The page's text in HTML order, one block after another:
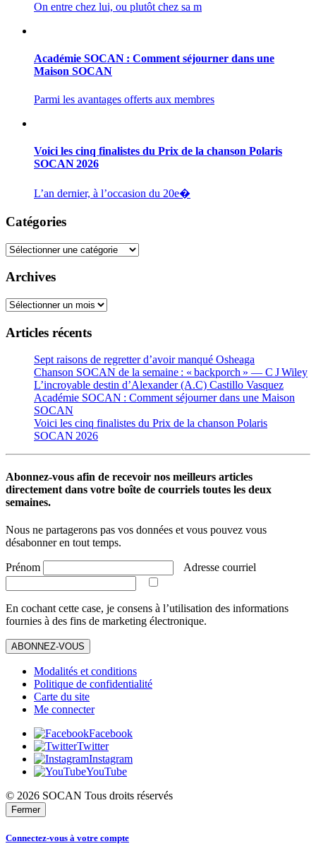
On entre chez lui, ou plutôt chez sa m
Académie SOCAN : Comment séjourner dans une
Maison SOCAN
Parmi les avantages offerts aux membres
Voici les cinq finalistes du Prix de la chanson Polaris
SOCAN 2026
L’an dernier, à l’occasion du 20e�
Catégories
Catégories
Archives
Archives
Articles récents
Sept raisons de regretter d’avoir manqué Osheaga
Chanson SOCAN de la semaine : « backporch » — C J Wiley
L’incroyable destin d’Alexander (A.C) Castillo Vasquez
Académie SOCAN : Comment séjourner dans une Maison
SOCAN
Voici les cinq finalistes du Prix de la chanson Polaris
SOCAN 2026
Abonnez-vous afin de recevoir nos meilleurs articles
directement dans votre boîte de courriels toutes les deux
semaines.
Nous ne partagerons pas vos données et vous pouvez vous
désabonner en tout temps.
Prénom Adresse courriel
En cochant cette case, je consens à l’utilisation des informations
fournies à des fins de marketing électronique.
ABONNEZ-VOUS
Modalités et conditions
Politique de confidentialité
Carte du site
Me connecter
Facebook
Twitter
Instagram
YouTube
© 2026 SOCAN Tous droits réservés
Fermer
Connectez-vous à votre compte